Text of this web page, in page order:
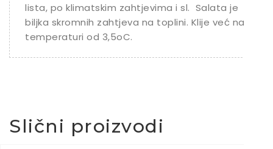
lista, po klimatskim zahtjevima i sl. Salata je
biljka skromnih zahtjeva na toplini. Klije već na
temperaturi od 3,5oC.
Slični proizvodi